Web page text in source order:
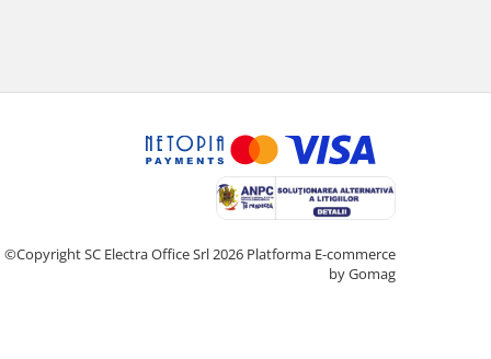
©Copyright SC Electra Office Srl 2026 Platforma E-commerce
by Gomag